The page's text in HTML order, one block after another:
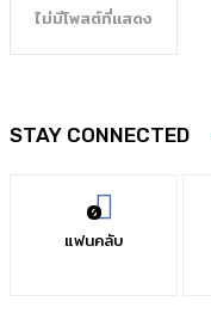
ไม่มีโพสต์ที่แสดง
STAY CONNECTED
0
แฟนคลับ